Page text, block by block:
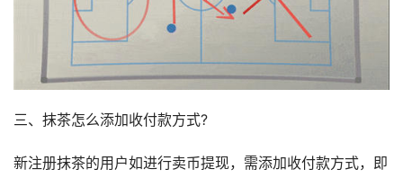
三、抹茶怎么添加收付款方式?
新注册抹茶的用户如进行卖币提现，需添加收付款方式，即